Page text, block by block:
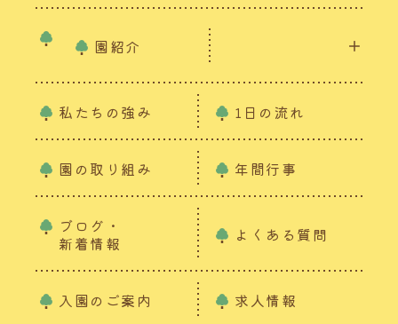
園紹介
私たちの強み 1日の流れ
園の取り組み 年間行事
ブログ・
新着情報
よくある質問
入園のご案内 求人情報